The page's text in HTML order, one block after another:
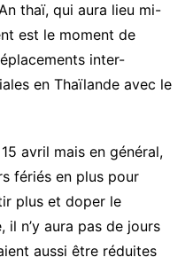
thaï, qui aura lieu mi-
est le moment de
inter-
en Thaïlande avec le
avril mais en général,
fériés en plus pour
plus et doper le
il n’y aura pas de jours
aussi être réduites